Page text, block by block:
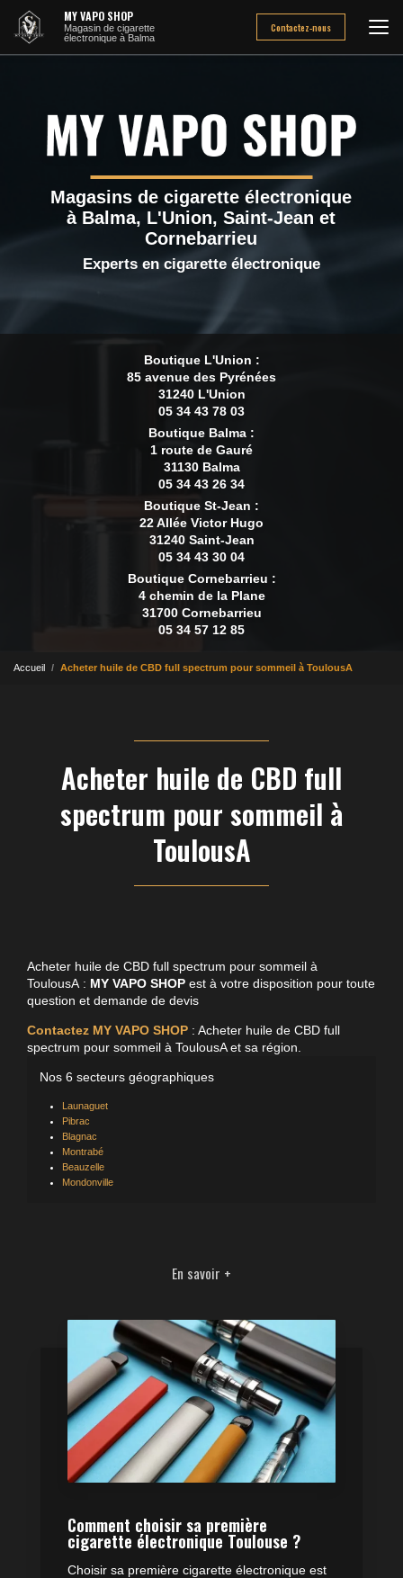
contenu
principal
MY VAPO SHOP
Magasin de cigarette
électronique à Balma
Contactez-nous
Magasins de cigarette électronique
à Balma, L'Union, Saint-Jean et
Cornebarrieu
Experts en cigarette électronique
Boutique L'Union :
85 avenue des Pyrénées
31240 L'Union
05 34 43 78 03
Boutique Balma :
1 route de Gauré
31130 Balma
05 34 43 26 34
Boutique St-Jean :
22 Allée Victor Hugo
31240 Saint-Jean
05 34 43 30 04
Boutique Cornebarrieu :
4 chemin de la Plane
31700 Cornebarrieu
05 34 57 12 85
Accueil Acheter huile de CBD full spectrum pour sommeil à ToulousA
Acheter huile de CBD full
spectrum pour sommeil à
ToulousA
Acheter huile de CBD full spectrum pour sommeil à
ToulousA : MY VAPO SHOP est à votre disposition pour toute
question et demande de devis
Contactez MY VAPO SHOP : Acheter huile de CBD full
spectrum pour sommeil à ToulousA et sa région.
Nos 6 secteurs géographiques
Launaguet
Pibrac
Blagnac
Montrabé
Beauzelle
Mondonville
En savoir +
Comment choisir sa première
cigarette électronique Toulouse ?
Choisir sa première cigarette électronique est